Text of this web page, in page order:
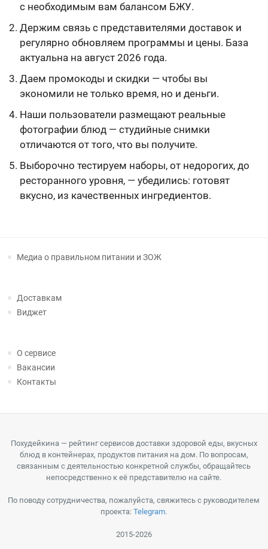
с необходимым вам балансом БЖУ.
Держим связь с представителями доставок и
регулярно обновляем программы и цены. База
актуальна на август 2026 года.
Даем промокоды и скидки — чтобы вы
экономили не только время, но и деньги.
Наши пользователи размещают реальные
фотографии блюд — студийные снимки
отличаются от того, что вы получите.
Выборочно тестируем наборы, от недорогих, до
ресторанного уровня, — убедились: готовят
вкусно, из качественных ингредиентов.
Медиа о правильном питании и ЗОЖ
Доставкам
Виджет
О сервисе
Вакансии
Контакты
Похудейкина — рейтинг сервисов доставки здоровой еды, вкусных
блюд в контейнерах, продуктов питания на дом. По вопросам,
связанным с деятельностью конкретной службы, обращайтесь
непосредственно к её представителю на сайте.
По поводу сотрудничества, пожалуйста, свяжитесь с руководителем
проекта:Telegram.
2015-2026